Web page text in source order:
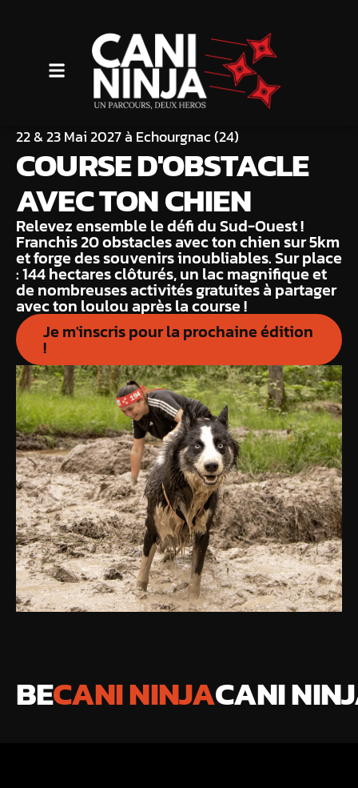
22 & 23 Mai 2027 à Echourgnac (24)
COURSE D'OBSTACLE
AVEC TON CHIEN
Relevez ensemble le défi du Sud-Ouest !
Franchis 20 obstacles avec ton chien sur 5km
et forge des souvenirs inoubliables. Sur place
: 144 hectares clôturés, un lac magnifique et
de nombreuses activités gratuites à partager
avec ton loulou après la course !
Je m'inscris pour la prochaine édition
!
BECANI NINJACANI